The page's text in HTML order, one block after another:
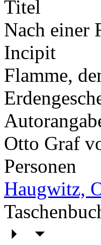
Titel
Nach einer
Incipit
Flamme,
Otto Graf
Personen
Haugwitz,